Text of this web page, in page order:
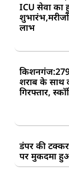
ICU सेवा
लाभ
किशनगंज:279
शराब के साथ
गिरफ्तार,
डंपर की
पर मुकदमा